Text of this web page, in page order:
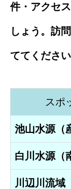
件・アクセ
しょう。訪
ててください
スポ
池山水源（
白川水源（
川辺川流域